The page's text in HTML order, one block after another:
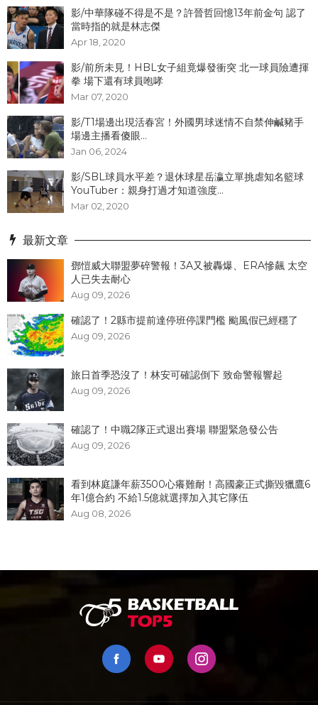
影/中華隊碰不得是不是？許晉哲回憶13年前金句 認了
當時指的就是林志傑
Apr 18, 2020
影/前所未見！HBL女子組竟爆發衝突 北一球員險遭揮
拳 場下還有球員咆哮
Mar 07, 2020
影/T1場邊出現活春宮！外國男球迷情不自禁伸鹹豬手
場邊主播看傻眼...
Jan 06, 2024
影/SBL球員水平差？退休球星岳瀛立單挑虐知名籃球
YouTuber：親身打過才知道強度...
Mar 02, 2020
最新文章
鄧愷威大聯盟夢碎警報！3A又被轟爆、ERA慘飆 太空
人已失去耐心
Aug 09, 2026
確認了！2縣市提前達停班停課門檻 颱風假已經穩了
Aug 09, 2026
旅日首季恐沒了！林安可確認倒下 致命警報響起
Aug 09, 2026
確認了！中職2隊正式退出賽場 聯盟緊急發公告
Aug 09, 2026
看到林庭謙年薪3500心癢難耐！高國豪正式撕毀獵鷹6
年1億合約 不給1.5億就選擇加入其它隊伍
Aug 08, 2026